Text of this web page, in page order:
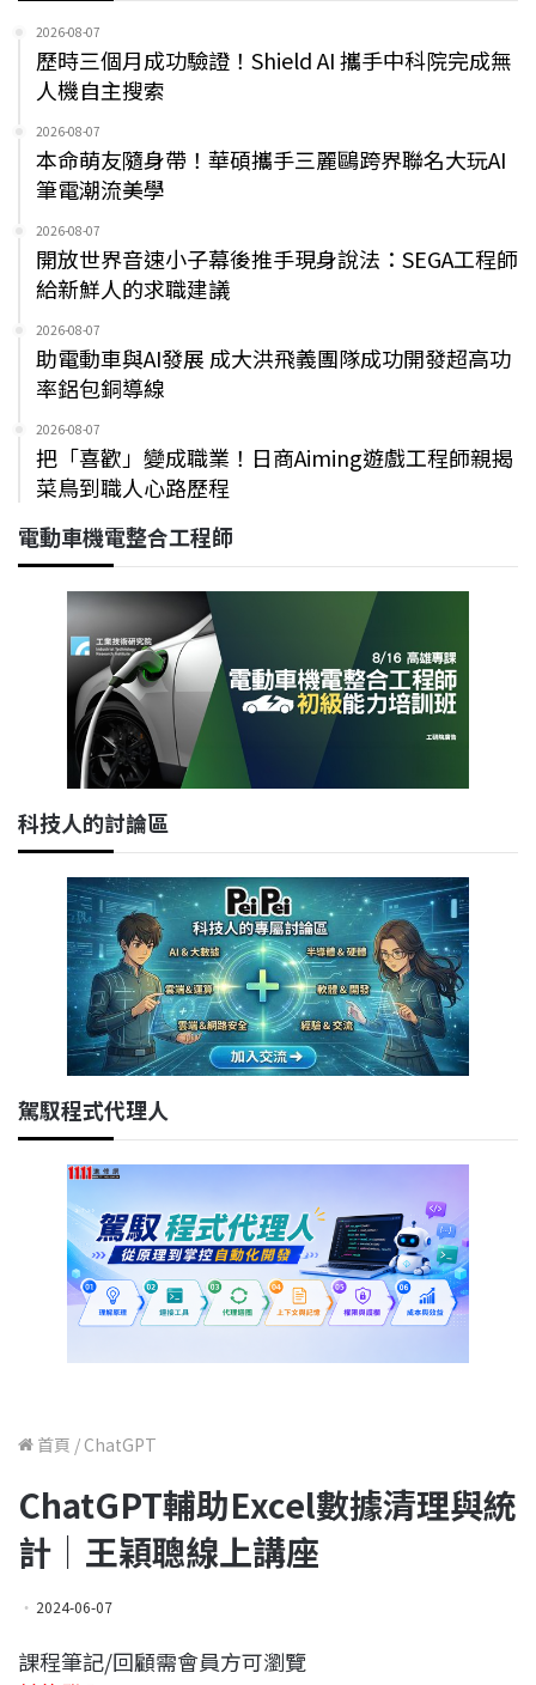
2026-08-07
歷時三個月成功驗證！Shield AI 攜手中科院完成無
人機自主搜索
2026-08-07
本命萌友隨身帶！華碩攜手三麗鷗跨界聯名大玩AI
筆電潮流美學
2026-08-07
開放世界音速小子幕後推手現身說法：SEGA工程師
給新鮮人的求職建議
2026-08-07
助電動車與AI發展 成大洪飛義團隊成功開發超高功
率鋁包銅導線
2026-08-07
把「喜歡」變成職業！日商Aiming遊戲工程師親揭
菜鳥到職人心路歷程
電動車機電整合工程師
科技人的討論區
駕馭程式代理人